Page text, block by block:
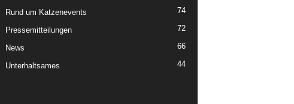
Rund um Katzenevents 74
Pressemitteilungen 72
News 66
Unterhaltsames 44